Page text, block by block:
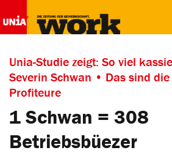
Unia-Studie zeigt: So viel
Severin Schwan • Das sind
Profiteure
1 Schwan = 308
Betriebsbüezer